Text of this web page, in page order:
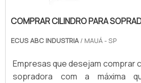
COMPRAR CILINDRO PARA
ECUS ABC INDUSTRIA/ MAUÁ - SP
Empresas que desejam comprar
sopradora com a máxima